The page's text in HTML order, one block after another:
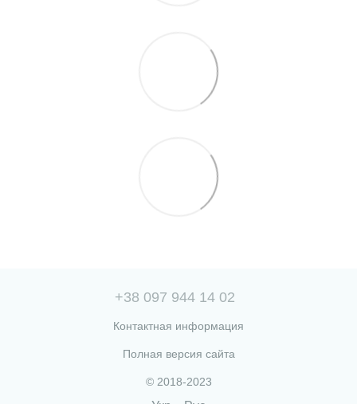
+38 097 944 14 02
Контактная информация
Полная версия сайта
© 2018-2023